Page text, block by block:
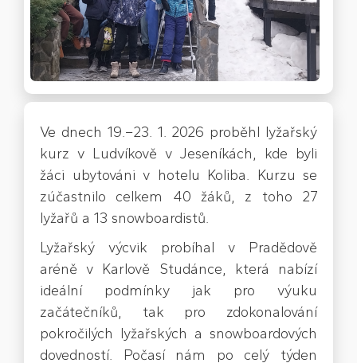
Ve dnech 19.–23. 1. 2026 proběhl lyžařský
kurz v Ludvíkově v Jeseníkách, kde byli
žáci ubytováni v hotelu Koliba. Kurzu se
zúčastnilo celkem 40 žáků, z toho 27
lyžařů a 13 snowboardistů.
Lyžařský výcvik probíhal v Pradědově
aréně v Karlově Studánce, která nabízí
ideální podmínky jak pro výuku
začátečníků, tak pro zdokonalování
pokročilých lyžařských a snowboardových
dovedností. Počasí nám po celý týden